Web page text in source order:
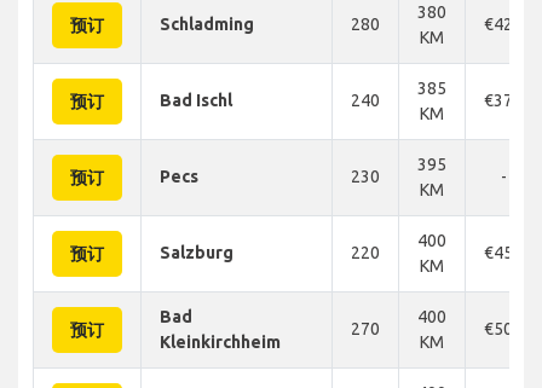
预订 Schladming 280
380
KM
€420
预订 Bad Ischl 240
385
KM
€376
预订 Pecs 230
395
KM
-
预订 Salzburg 220
400
KM
€450
预订
Bad
Kleinkirchheim
270
400
KM
€503